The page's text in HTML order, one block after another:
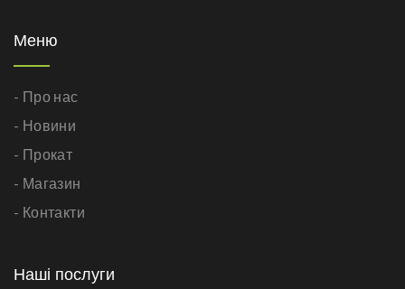
Меню
- Про нас
- Новини
- Прокат
- Магазин
- Контакти
Наші послуги